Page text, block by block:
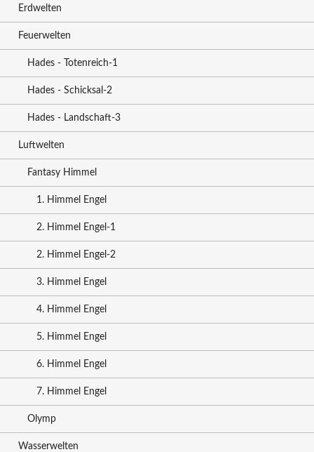
Erdwelten
Feuerwelten
Hades - Totenreich-1
Hades - Schicksal-2
Hades - Landschaft-3
Luftwelten
Fantasy Himmel
1. Himmel Engel
2. Himmel Engel-1
2. Himmel Engel-2
3. Himmel Engel
4. Himmel Engel
5. Himmel Engel
6. Himmel Engel
7. Himmel Engel
Olymp
Wasserwelten